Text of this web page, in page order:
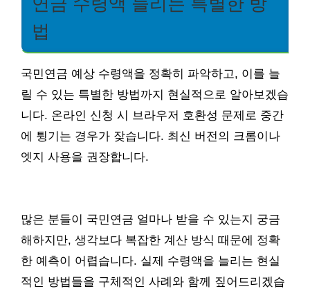
법
국민연금 예상 수령액을 정확히 파악하고, 이를 늘
릴 수 있는 특별한 방법까지 현실적으로 알아보겠습
니다. 온라인 신청 시 브라우저 호환성 문제로 중간
에 튕기는 경우가 잦습니다. 최신 버전의 크롬이나
엣지 사용을 권장합니다.
많은 분들이 국민연금 얼마나 받을 수 있는지 궁금
해하지만, 생각보다 복잡한 계산 방식 때문에 정확
한 예측이 어렵습니다. 실제 수령액을 늘리는 현실
적인 방법들을 구체적인 사례와 함께 짚어드리겠습